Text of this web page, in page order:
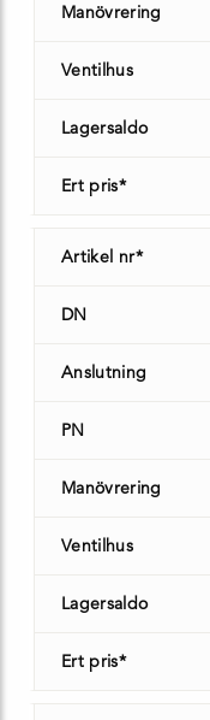
Manövrering
Ventilhus
Lagersaldo
Ert pris*
Artikel nr*
DN
Anslutning
PN
Manövrering
Ventilhus
Lagersaldo
Ert pris*